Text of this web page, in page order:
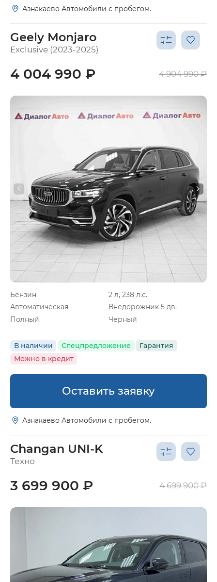
Азнакаево Автомобили с пробегом.
Geely Monjaro
Exclusive (2023-2025)
Бензин
2 л, 238 л.с.
Автоматическая
Внедорожник 5 дв.
Полный
Черный
В наличии Спецпредложение
Гарантия
Можно в кредит
4 004 990 ₽ 4 904 990 ₽
Оставить заявку
Азнакаево Автомобили с пробегом.
Changan UNI-K
Техно
3 699 900 ₽ 4 699 900 ₽